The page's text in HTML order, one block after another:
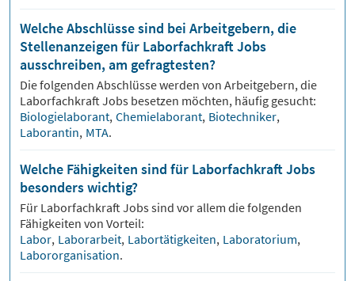
Welche Abschlüsse sind bei Arbeitgebern, die
Stellenanzeigen für Laborfachkraft Jobs
ausschreiben, am gefragtesten?
Die folgenden Abschlüsse werden von Arbeitgebern, die
Laborfachkraft Jobs besetzen möchten, häufig gesucht:
Biologielaborant, Chemielaborant, Biotechniker,
Laborantin, MTA.
Welche Fähigkeiten sind für Laborfachkraft Jobs
besonders wichtig?
Für Laborfachkraft Jobs sind vor allem die folgenden
Fähigkeiten von Vorteil:
Labor, Laborarbeit, Labortätigkeiten, Laboratorium,
Labororganisation.